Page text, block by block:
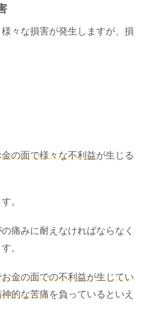
々な損害が発生しますが、損
金の面で様々な不利益が生じる
。
痛みに耐えなければならなく
。
金の面での不利益が生じてい
的な苦痛を負っているといえ